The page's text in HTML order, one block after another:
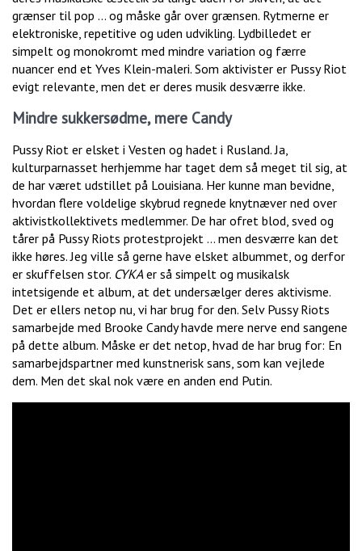
grænser til pop … og måske går over grænsen. Rytmerne er
elektroniske, repetitive og uden udvikling. Lydbilledet er
simpelt og monokromt med mindre variation og færre
nuancer end et Yves Klein-maleri. Som aktivister er Pussy Riot
evigt relevante, men det er deres musik desværre ikke.
Mindre sukkersødme, mere Candy
Pussy Riot er elsket i Vesten og hadet i Rusland. Ja,
kulturparnasset herhjemme har taget dem så meget til sig, at
de har været udstillet på Louisiana. Her kunne man bevidne,
hvordan flere voldelige skybrud regnede knytnæver ned over
aktivistkollektivets medlemmer. De har ofret blod, sved og
tårer på Pussy Riots protestprojekt … men desværre kan det
ikke høres. Jeg ville så gerne have elsket albummet, og derfor
er skuffelsen stor. CYKAer så simpelt og musikalsk
intetsigende et album, at det undersælger deres aktivisme.
Det er ellers netop nu, vi har brug for den. Selv Pussy Riots
samarbejde med Brooke Candy havde mere nerve end sangene
på dette album. Måske er det netop, hvad de har brug for: En
samarbejdspartner med kunstnerisk sans, som kan vejlede
dem. Men det skal nok være en anden end Putin.